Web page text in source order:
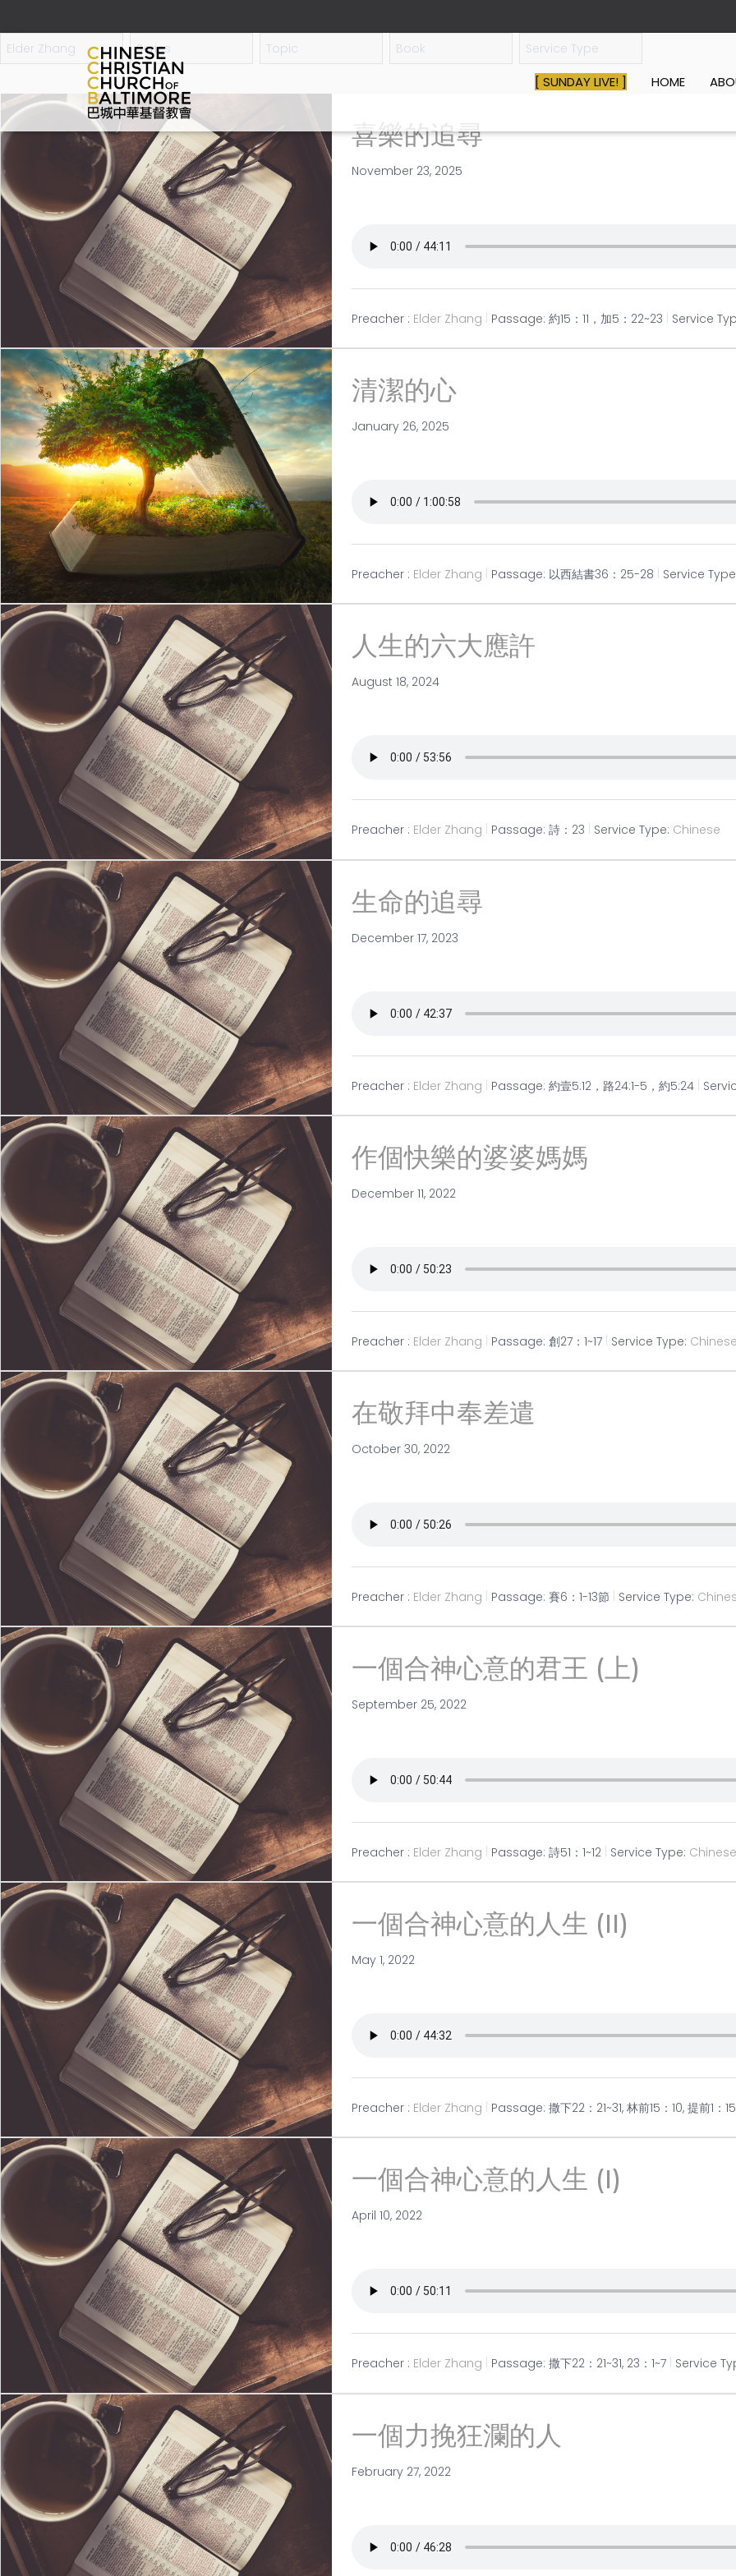
[ SUNDAY LIVE! ] HOME
喜樂的追尋
November 23, 2025
Preacher : Elder Zhang Passage: 約15：11，加5：22~23 Service
清潔的心
January 26, 2025
Preacher : Elder Zhang Passage: 以西結書36：25-28 Service
人生的六大應許
August 18, 2024
Preacher : Elder Zhang Passage: 詩：23 Service Type: Chinese
生命的追尋
December 17, 2023
Preacher : Elder Zhang Passage: 約壹5:12，路24:1-5，約5:24
作個快樂的婆婆媽媽
December 11, 2022
Preacher : Elder Zhang Passage: 創27：1~17 Service Type:
在敬拜中奉差遣
October 30, 2022
Preacher : Elder Zhang Passage: 賽6：1-13節 Service Type:
一個合神心意的君王 (上)
September 25, 2022
Preacher : Elder Zhang Passage: 詩51：1~12 Service Type: Chinese
一個合神心意的人生 (II)
May 1, 2022
Preacher : Elder Zhang Passage: 撒下22：21~31, 林前15：10, 提前1：15
一個合神心意的人生 (I)
April 10, 2022
Preacher : Elder Zhang Passage: 撒下22：21~31, 23：1~7 Service
一個力挽狂瀾的人
February 27, 2022